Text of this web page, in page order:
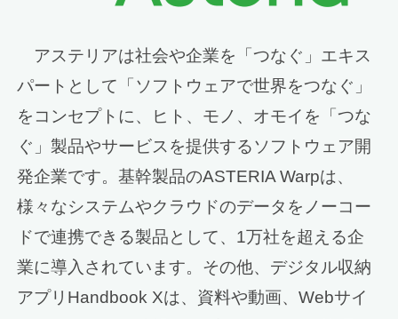
アステリアは社会や企業を「つなぐ」エキス
パートとして「ソフトウェアで世界をつなぐ」
をコンセプトに、ヒト、モノ、オモイを「つな
ぐ」製品やサービスを提供するソフトウェア開
発企業です。基幹製品のASTERIA Warpは、
様々なシステムやクラウドのデータをノーコー
ドで連携できる製品として、1万社を超える企
業に導入されています。その他、デジタル収納
アプリHandbook Xは、資料や動画、Webサイ